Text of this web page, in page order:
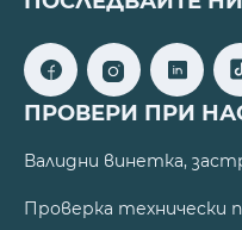
ПРОВЕРИ ПРИ
Валидни винетка,
Проверка технически